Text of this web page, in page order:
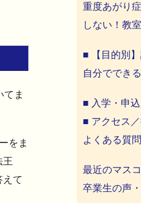
てま
をま
王
て
重度あがり
しない！教
■ 【目的別
自分ででき
■ 入学・申
■ アクセス
よくある質問
最近のマス
卒業生の声